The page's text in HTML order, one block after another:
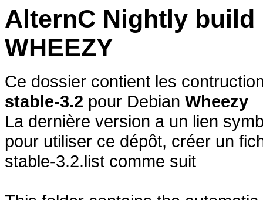
AlternC Nightly build
WHEEZY
Ce dossier contient les
stable-3.2 pour Debian Wheezy
La dernière version a un lien
pour utiliser ce dépôt, créer un
stable-3.2.list comme suit